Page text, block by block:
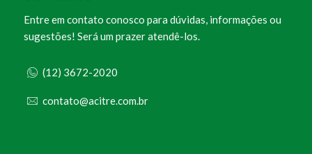
Entre em contato conosco para dúvidas, informações ou
sugestões! Será um prazer atendê-los.
(12) 3672-2020
contato@acitre.com.br